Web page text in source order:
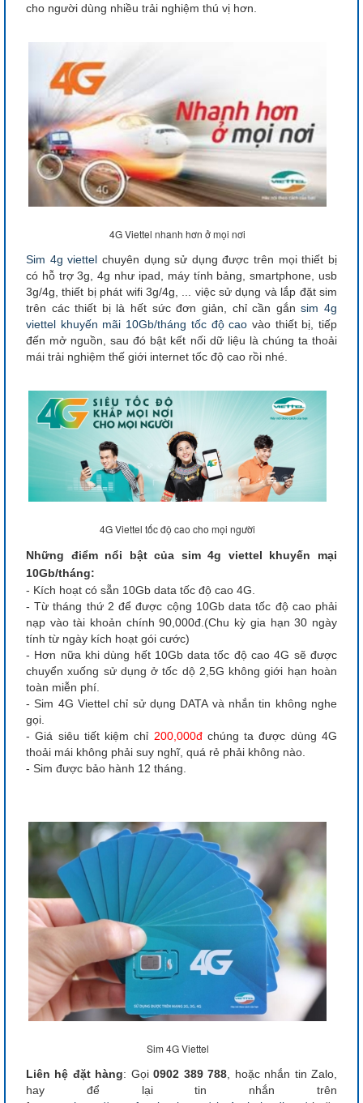
cho người dùng nhiều trải nghiệm thú vị hơn.
4G Viettel nhanh hơn ở mọi nơi
Sim 4g viettel chuyên dụng sử dụng được trên mọi thiết bị
có hỗ trợ 3g, 4g như ipad, máy tính bảng, smartphone, usb
3g/4g, thiết bị phát wifi 3g/4g, ... việc sử dụng và lắp đặt sim
trên các thiết bị là hết sức đơn giản, chỉ cần gắnsim 4g
viettel khuyến mãi 10Gb/tháng tốc độ cao vào thiết bị, tiếp
đến mở nguồn, sau đó bật kết nối dữ liệu là chúng ta thoải
mái trải nghiệm thế giới internet tốc độ cao rồi nhé.
4G Viettel tốc độ cao cho mọi người
Những điểm nổi bật của sim 4g viettel khuyến mại
10Gb/tháng:
- Kích hoạt có sẵn 10Gb data tốc độ cao 4G.
- Từ tháng thứ 2 để được cộng 10Gb data tốc độ cao phải
nạp vào tài khoản chính 90,000đ.(Chu kỳ gia hạn 30 ngày
tính từ ngày kích hoạt gói cước)
- Hơn nữa khi dùng hết 10Gb data tốc độ cao 4G sẽ được
chuyển xuống sử dụng ở tốc dộ 2,5G không giới hạn hoàn
toàn miễn phí.
- Sim 4G Viettel chỉ sử dụng DATA và nhắn tin không nghe
gọi.
- Giá siêu tiết kiệm chỉ 200,000đchúng ta được dùng 4G
thoải mái không phải suy nghĩ, quá rẻ phải không nào.
- Sim được bảo hành 12 tháng.
Sim 4G Viettel
Liên hệ đặt hàng: Gọi0902 389 788 , hoặc nhắn tin Zalo,
hay để lại tin nhắn trên